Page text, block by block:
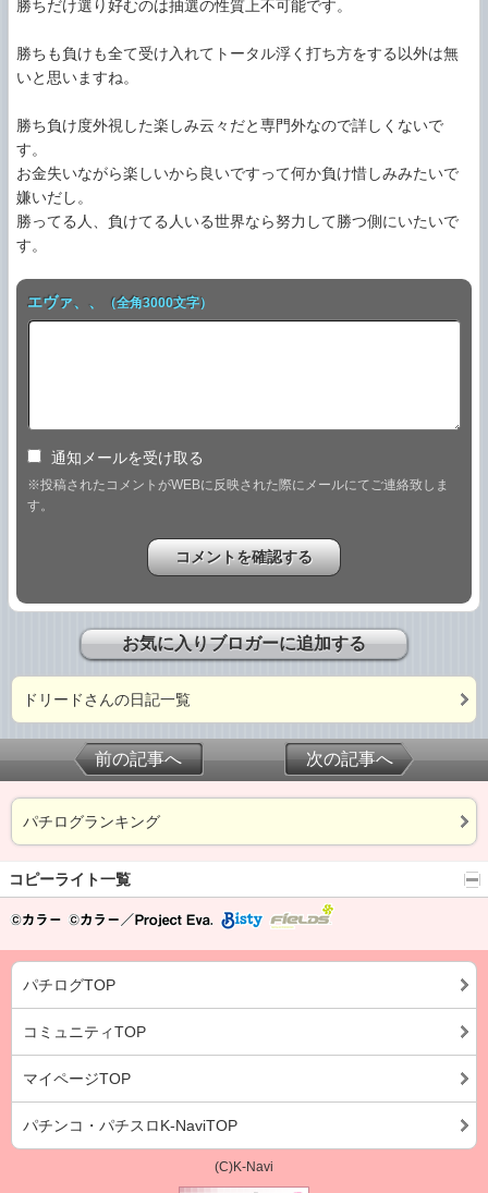
勝ちだけ選り好むのは抽選の性質上不可能です。
勝ちも負けも全て受け入れてトータル浮く打ち方をする以外は無
いと思いますね。
勝ち負け度外視した楽しみ云々だと専門外なので詳しくないで
す。
お金失いながら楽しいから良いですって何か負け惜しみみたいで
嫌いだし。
勝ってる人、負けてる人いる世界なら努力して勝つ側にいたいで
す。
エヴァ、、 （全角3000文字）
通知メールを受け取る
※投稿されたコメントがWEBに反映された際にメールにてご連絡致しま
す。
お気に入りブロガーに追加する
ドリードさんの日記一覧
前の記事へ 次の記事へ
パチログランキング
コピーライト一覧
パチログTOP
コミュニティTOP
マイページTOP
パチンコ・パチスロK-NaviTOP
(C)K-Navi